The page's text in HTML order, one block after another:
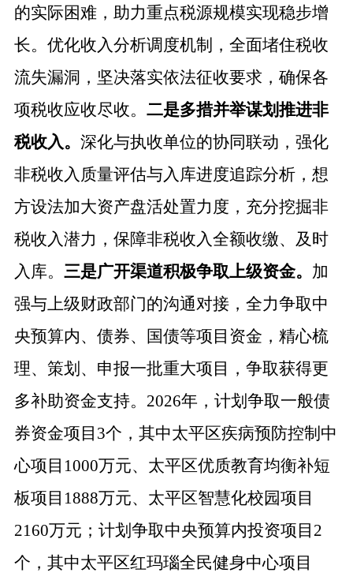
的实际困难，助力重点税源规模实现稳步增
长。优化收入分析调度机制，全面堵住税收
流失漏洞，坚决落实依法征收要求，确保各
项税收应收尽收。 二是多措并举谋划推进非
税收入。 深化与执收单位的协同联动，强化
非税收入质量评估与入库进度追踪分析，想
方设法加大资产盘活处置力度，充分挖掘非
税收入潜力，保障非税收入全额收缴、及时
入库。 三是广开渠道积极争取上级资金。 加
强与上级财政部门的沟通对接，全力争取中
央预算内、债券、国债等项目资金，精心梳
理、策划、申报一批重大项目，争取获得更
多补助资金支持。 2026年 ， 计划争取一般债
券资金项目 3个， 其中太平区疾病预防控制中
心项目 1000万元、 太平区优质教育均衡补短
板项目 1888万元、太平区智慧化校园项目
2160万元；计划争取中央预算内投资项目2
个，其中太平区红玛瑙全民健身中心项目